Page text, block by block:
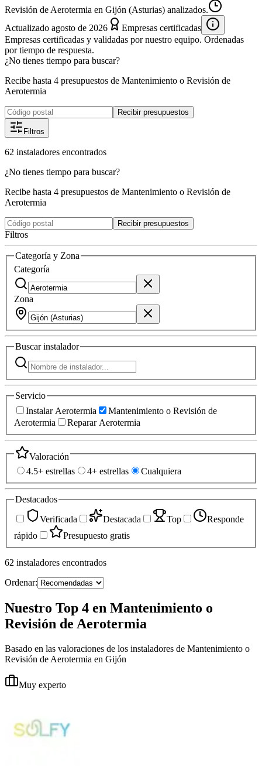
Revisión de Aerotermia en Gijón (Asturias) analizados.
Actualizado agosto de 2026
Empresas certificadas
Empresas certificadas y validadas por nuestro equipo. Ordenadas
por tiempo de respuesta.
¿No tienes tiempo para buscar?
Recibe hasta 4 presupuestos de Mantenimiento o Revisión de
Aerotermia
Recibir presupuestos
Filtros
62 instaladores encontrados
¿No tienes tiempo para buscar?
Recibe hasta 4 presupuestos de Mantenimiento o Revisión de
Aerotermia
Recibir presupuestos
Filtros
Categoría y Zona
Categoría
Zona
Buscarinstalador
Servicio
Instalar Aerotermia
Mantenimiento o Revisión de
Aerotermia
Reparar Aerotermia
Valoración
4.5+ estrellas
4+ estrellas Cualquiera
Destacados
Verificada
Destacada Top
Responde
rápido
Presupuesto gratis
62 instaladores encontrados
Ordenar:
Nuestro Top 4 en Mantenimiento o
Revisión de Aerotermia
Basado en las valoraciones de los instaladores de Mantenimiento o
Revisión de Aerotermia en Gijón
Muy experto